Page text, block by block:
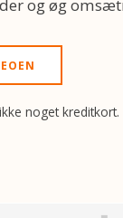
og øg
noget